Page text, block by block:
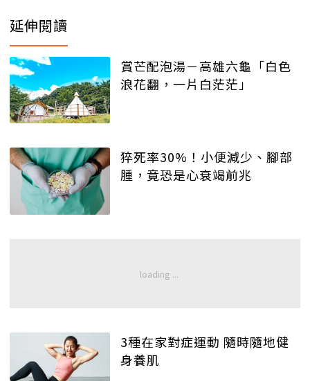
延伸閱讀
賞芒配泡湯－高雄六龜「白色
浪花翻，一片白茫茫」
猝死率30%！小便減少、腳部
腫，竟恐是心衰竭前兆
3種在家對症運動 隨時隨地健
身養肌